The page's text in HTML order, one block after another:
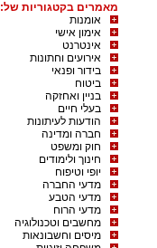
מאמרים בקטגוריות של:
אומנות
אימון אישי
אינטרנט
אירועים וחתונות
בידור ופנאי
ביטוח
בניין ואחזקה
בעלי חיים
הודעות לעיתונות
חברה ומדינה
חוק ומשפט
חינוך ולימודים
יופי וטיפוח
מדעי החברה
מדעי הטבע
מדעי הרוח
מחשבים וטכנולוגיה
מיסים וחשבונאות